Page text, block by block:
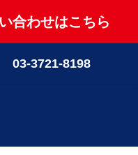
合わせはこちら
03-3721-8198